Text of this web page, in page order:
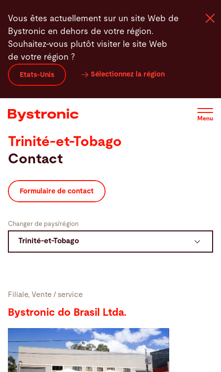
au
contenu
principal
Vous êtes actuellement sur un site Web de
Bystronic en dehors de votre région.
Souhaitez-vous plutôt visiter le site Web
de votre région ?
Etats-Unis Sélectionnez la région
Menu
Machines et Logiciel
Services
Actualités - Presse
Entreprise
Trinité-et-Tobago
Contact
Formulaire de contact
Changer de pays/région
Filiale, Vente / service
Bystronic do Brasil Ltda.